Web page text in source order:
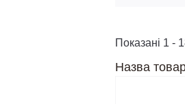
Показані 1 -
Назва